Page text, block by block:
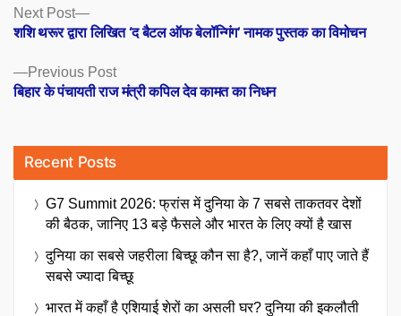
Posts
navigation
Previous PostPrevious
post:
बिहार के पंचायती राज मंत्री कपिल देव कामत का निधन
Next Post
Next
post:
शशि थरूर द्वारा लिखित ‘द बैटल ऑफ बेलॉन्गिंग’ नामक पुस्तक का विमोचन
Recent Posts
G7 Summit 2026: फ्रांस में दुनिया के 7 सबसे ताकतवर देशों
की बैठक, जानिए 13 बड़े फैसले और भारत के लिए क्यों है खास
दुनिया का सबसे जहरीला बिच्छू कौन सा है?, जानें कहाँ पाए जाते हैं
सबसे ज्यादा बिच्छू
भारत में कहाँ है एशियाई शेरों का असली घर? दुनिया की इकलौती